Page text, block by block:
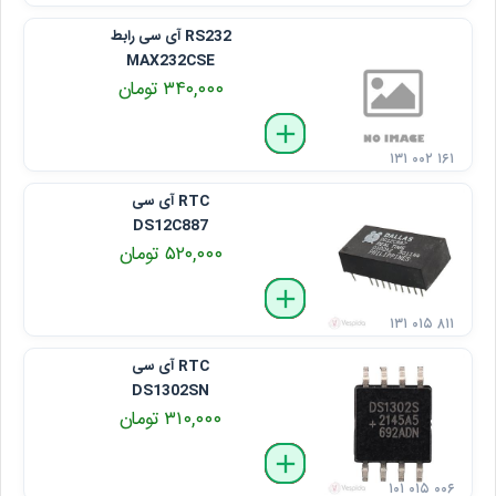
RS232 آی سی رابط
MAX232CSE
۳۴۰,۰۰۰ تومان
delete
remove
add
۱۳۱ ۰۰۲ ۱۶۱
RTC آی سی
DS12C887
۵۲۰,۰۰۰ تومان
delete
remove
add
۱۳۱ ۰۱۵ ۸۱۱
RTC آی سی
DS1302SN
۳۱۰,۰۰۰ تومان
delete
remove
add
۱۰۱ ۰۱۵ ۰۰۶